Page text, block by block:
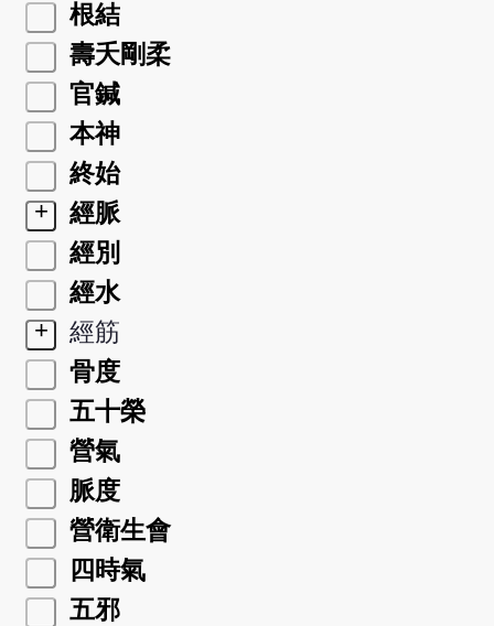
根結
壽夭剛柔
官鍼
本神
終始
+
經脈
經別
經水
+
經筋
骨度
五十榮
營氣
脈度
營衛生會
四時氣
五邪